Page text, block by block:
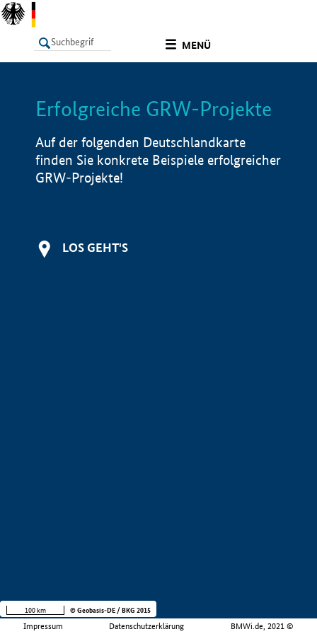
MENÜ
LISTE Info
Erfolgreiche GRW-Projekte
Auf der folgenden Deutschlandkarte
finden Sie konkrete Beispiele erfolgreicher
GRW-Projekte!
LOS GEHT'S
Impressum Datenschutzerklärung BMWi.de, 2021 ©
100 km © Geobasis-DE / BKG 2015